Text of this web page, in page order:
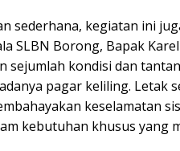
sederhana, kegiatan ini
SLBN Borong, Bapak
sejumlah kondisi dan
pagar keliling. Letak
keselamatan
kebutuhan khusus yang